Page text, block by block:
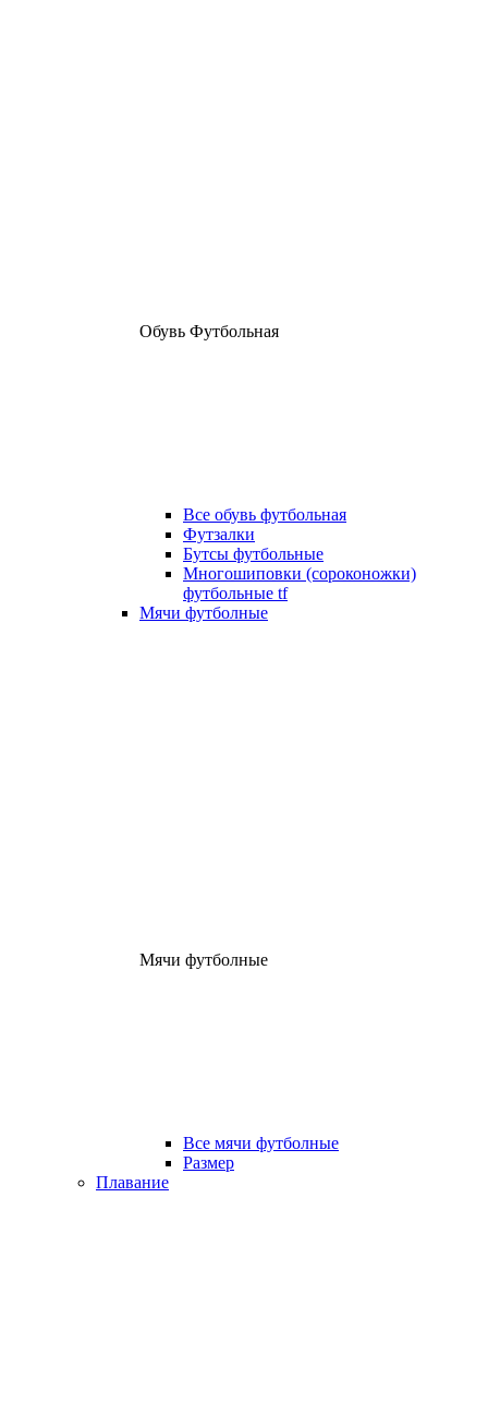
Обувь Футбольная
Все обувь футбольная
Футзалки
Бутсы футбольные
Многошиповки (сороконожки)
футбольные tf
Мячи футболные
Мячи футболные
Все мячи футболные
Размер
Плавание